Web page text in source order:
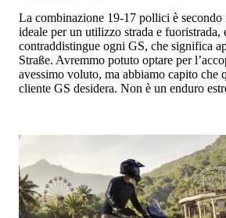
La combinazione 19-17 pollici è secondo
ideale per un utilizzo strada e fuoristrada,
contraddistingue ogni GS, che significa
Straße. Avremmo potuto optare per
avessimo voluto, ma abbiamo capito che
cliente GS desidera. Non è un enduro